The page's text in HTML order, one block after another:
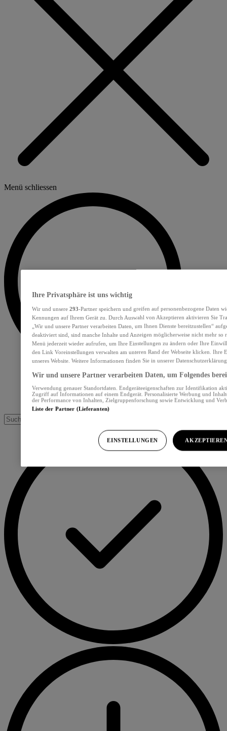
Menü schliessen
Ihre Privatsphäre ist uns wichtig
Wir und unsere 293-Partner speichern und greifen auf personenbezogene Daten
Kennungen auf Ihrem Gerät zu. Durch Auswahl von Akzeptieren aktivieren Sie
„Wir und unsere Partner verarbeiten Daten, um Ihnen Dienste bereitzustellen“
deaktiviert sind, sind manche Inhalte und Anzeigen möglicherweise nicht mehr so
Menü jederzeit wieder aufrufen, um Ihre Einstellungen zu ändern oder Ihre
den Link Voreinstellungen verwalten am unteren Rand der Webseite klicken. Ihre
unseres Website. Weitere Informationen finden Sie in unserer
Wir und unsere Partner verarbeiten Daten, um Folgendes
Verwendung genauer Standortdaten. Endgeräteeigenschaften zur Identifikation
Zugriff auf Informationen auf einem Endgerät. Personalisierte Werbung und
der Performance von Inhalten, Zielgruppenforschung sowie Entwicklung und
Liste der Partner (Lieferanten)
EINSTELLUNGEN